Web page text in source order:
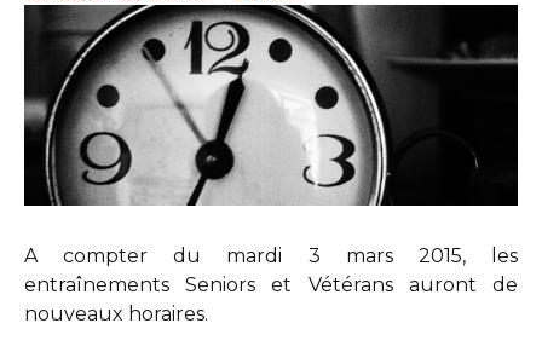
A compter du mardi 3 mars 2015, les
entraînements Seniors et Vétérans auront de
nouveaux horaires.